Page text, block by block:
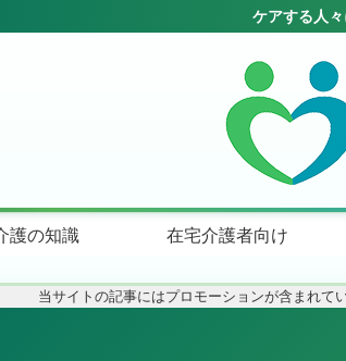
護の知識 在宅介護者向け
当サイトの記事にはプロモーションが含まれてい